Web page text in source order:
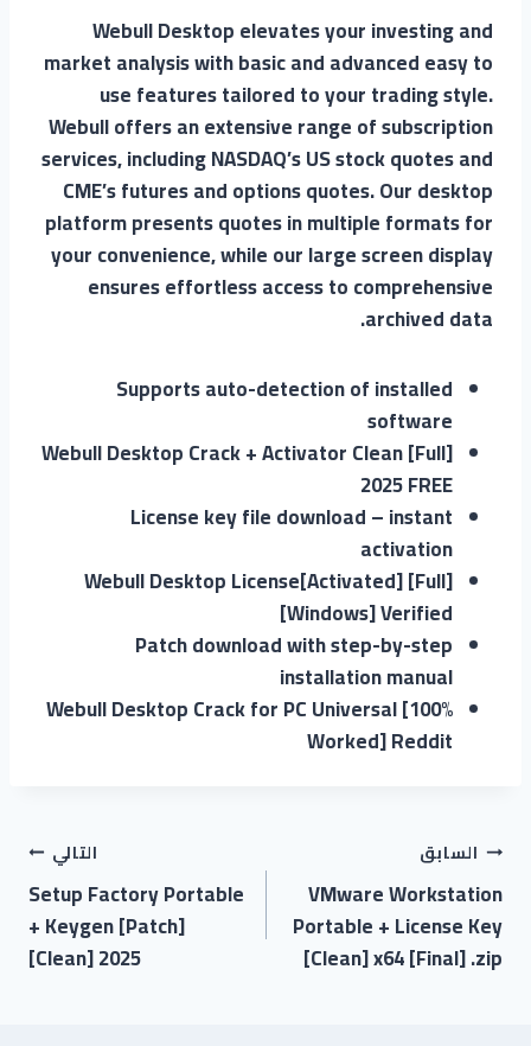
Webull Desktop elevates your investing and
market analysis with basic and advanced easy to
use features tailored to your trading style.
Webull offers an extensive range of subscription
services, including NASDAQ’s US stock quotes and
CME’s futures and options quotes. Our desktop
platform presents quotes in multiple formats for
your convenience, while our large screen display
ensures effortless access to comprehensive
archived data.
Supports auto-detection of installed
software
Webull Desktop Crack + Activator Clean [Full]
2025 FREE
License key file download – instant
activation
Webull Desktop License[Activated] [Full]
[Windows] Verified
Patch download with step-by-step
installation manual
Webull Desktop Crack for PC Universal [100%
Worked] Reddit
السابق
VMware Workstation
Portable + License Key
[Clean] x64 [Final] .zip
التالي
Setup Factory Portable
+ Keygen [Patch]
[Clean] 2025